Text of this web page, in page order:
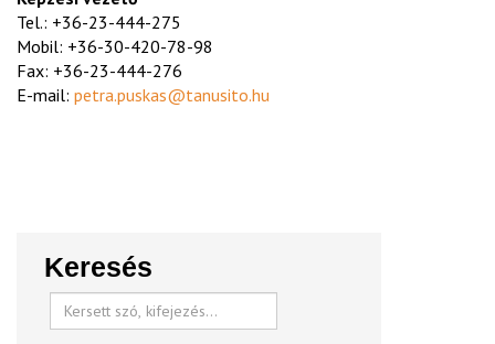
Tel.: +36-23-444-275
Mobil: +36-30-420-78-98
Fax: +36-23-444-276
E-mail: petra.puskas@tanusito.hu
Keresés